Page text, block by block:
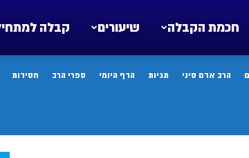
קבלה שיעורים חכמת הקבלה
הרב אדם סיני תגיות הדף היומי ספרי הרב חסידות